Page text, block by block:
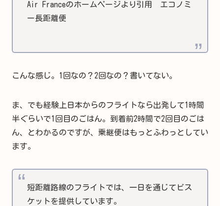
Air Franceのホームページより引用 エコノミ
ー長距離便
こんな感じ。1回なの？2回なの？書いてない。
ま、でも経験上日本からのフライトなら出発して1時間
半ぐらいで1回目のごはん。到着前2時間で2回目のごは
ん、とわかるのですが、乗継便はもっとふわっとしてい
ます。
短距離路線のフライトでは、一日を通じてビス
ケットを提供しています。